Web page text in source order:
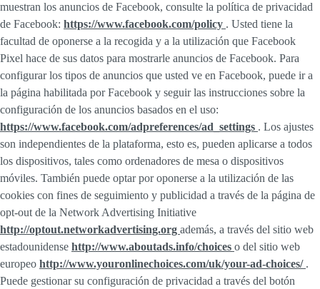
muestran los anuncios de Facebook, consulte la política de privacidad
de Facebook: https://www.facebook.com/policy . Usted tiene la
facultad de oponerse a la recogida y a la utilización que Facebook
Pixel hace de sus datos para mostrarle anuncios de Facebook. Para
configurar los tipos de anuncios que usted ve en Facebook, puede ir a
la página habilitada por Facebook y seguir las instrucciones sobre la
configuración de los anuncios basados en el uso:
https://www.facebook.com/adpreferences/ad_settings . Los ajustes
son independientes de la plataforma, esto es, pueden aplicarse a todos
los dispositivos, tales como ordenadores de mesa o dispositivos
móviles. También puede optar por oponerse a la utilización de las
cookies con fines de seguimiento y publicidad a través de la página de
opt-out de la Network Advertising Initiative
http://optout.networkadvertising.org además, a través del sitio web
estadounidense http://www.aboutads.info/choices o del sitio web
europeo http://www.youronlinechoices.com/uk/your-ad-choices/ .
Puede gestionar su configuración de privacidad a través del botón